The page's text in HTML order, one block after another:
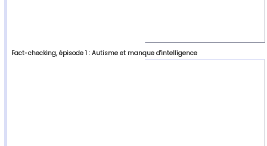
Fact-checking, épisode 1 : Autisme et manque d'intelligence